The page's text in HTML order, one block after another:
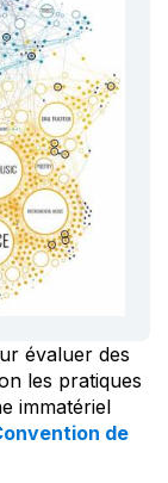
évaluer des
les pratiques
immatériel
de